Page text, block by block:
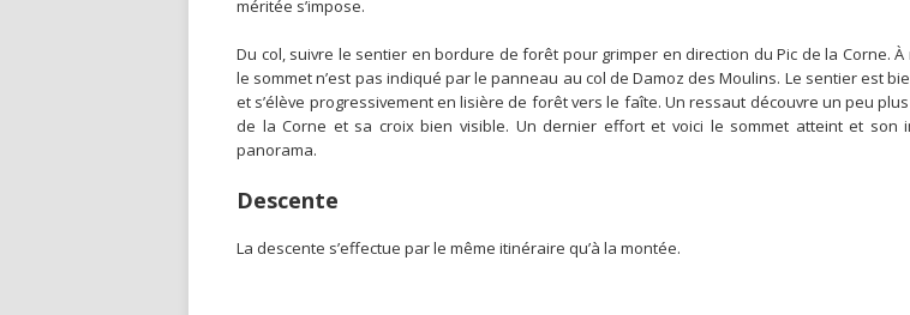
méritée s’impose.
Du col, suivre le sentier en bordure de forêt pour grimper en direction du Pic de la Corne. À
le sommet n’est pas indiqué par le panneau au col de Damoz des Moulins. Le sentier est
et s’élève progressivement en lisière de forêt vers le faîte. Un ressaut découvre un peu
de la Corne et sa croix bien visible. Un dernier effort et voici le sommet atteint et son
panorama.
Descente
La descente s’effectue par le même itinéraire qu’à la montée.